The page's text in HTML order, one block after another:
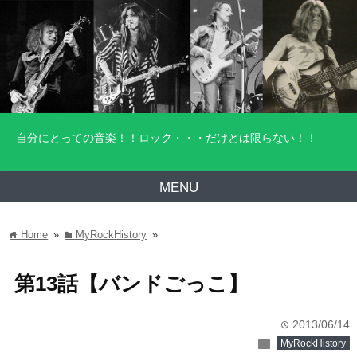
自分にとっての音楽！！ロック・・・だけとは限らない！！
MENU
home Home » folder MyRockHistory »
第13話【バンドごっこ】
time 2013/06/14
folder MyRockHistory